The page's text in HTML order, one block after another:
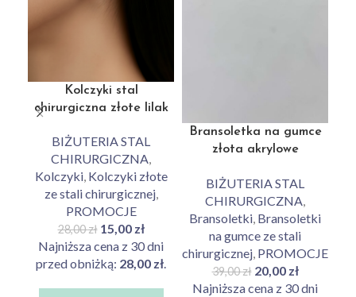
Kolczyki stal
chirurgiczna złote lilak
BIŻUTERIA STAL
CHIRURGICZNA,
Kolczyki, Kolczyki złote
ze stali chirurgicznej,
PROMOCJE
28,00zł 15,00 zł
Najniższa cena z 30 dni
przed obniżką: 28,00 zł.
Bransoletka na gumce
złota akrylowe
(1654)
BIŻUTERIA STAL
CHIRURGICZNA,
Bransoletki, Bransoletki
na gumce ze stali
chirurgicznej, PROMOCJE
39,00zł 20,00 zł
Najniższa cena z 30 dni